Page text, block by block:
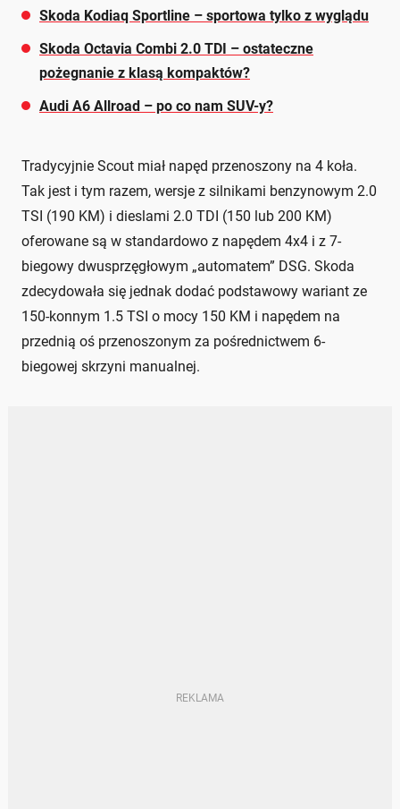
Skoda Kodiaq Sportline – sportowa tylko z wyglądu
Skoda Octavia Combi 2.0 TDI – ostateczne
pożegnanie z klasą kompaktów?
Audi A6 Allroad – po co nam SUV-y?
Tradycyjnie Scout miał napęd przenoszony na 4 koła.
Tak jest i tym razem, wersje z silnikami benzynowym 2.0
TSI (190 KM) i dieslami 2.0 TDI (150 lub 200 KM)
oferowane są w standardowo z napędem 4x4 i z 7-
biegowy dwusprzęgłowym „automatem” DSG. Skoda
zdecydowała się jednak dodać podstawowy wariant ze
150-konnym 1.5 TSI o mocy 150 KM i napędem na
przednią oś przenoszonym za pośrednictwem 6-
biegowej skrzyni manualnej.